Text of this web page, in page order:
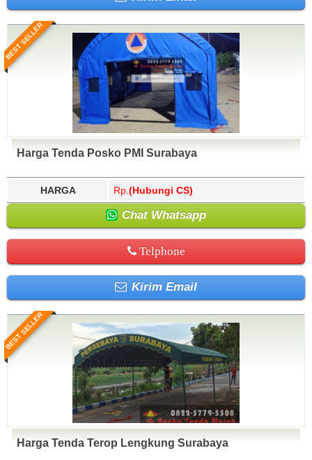
BEST SELLER
Harga Tenda Posko PMI Surabaya
HARGA Rp. (Hubungi CS)
Chat Whatsapp
Telphone
Kirim Email
BEST SELLER
Harga Tenda Terop Lengkung Surabaya